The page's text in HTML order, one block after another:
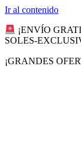
Ir al contenido
¡ENVÍO
SOLES-
¡GRANDES